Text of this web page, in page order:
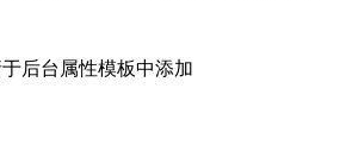
后台属性模板中添加